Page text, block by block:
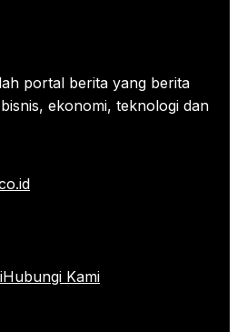
portal berita yang berita
ekonomi, teknologi dan
Hubungi Kami